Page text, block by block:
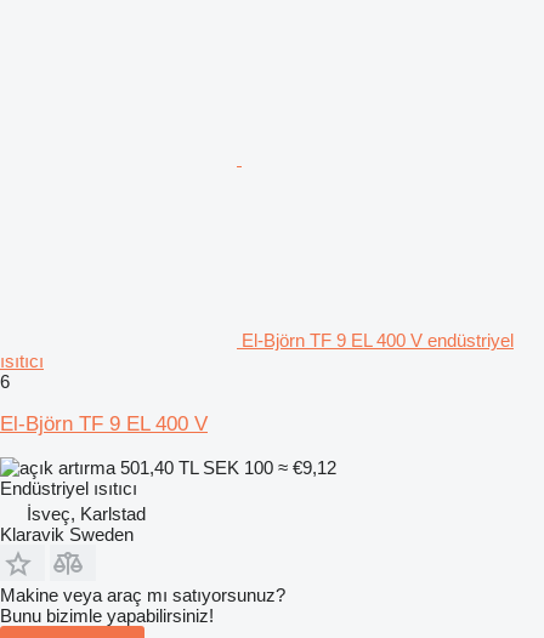
El-Björn TF 9 EL 400 V endüstriyel
ısıtıcı
6
El-Björn TF 9 EL 400 V
501,40 TL SEK 100 ≈ €9,12
Endüstriyel ısıtıcı
İsveç, Karlstad
Klaravik Sweden
Makine veya araç mı satıyorsunuz?
Bunu bizimle yapabilirsiniz!